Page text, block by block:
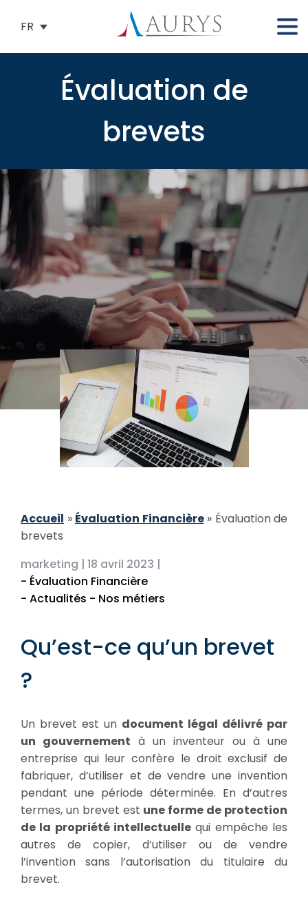
FR
Évaluation de
brevets
Accueil » Évaluation Financière» Évaluation de
brevets
marketing | 18 avril 2023 |
- Évaluation Financière
- Actualités - Nos métiers
Qu’est-ce qu’un brevet
?
Un brevet est un document légal délivré par
un gouvernement à un inventeur ou à une
entreprise qui leur confère le droit exclusif de
fabriquer, d’utiliser et de vendre une invention
pendant une période déterminée. En d’autres
termes, un brevet est une forme de protection
de la propriété intellectuelle qui empêche les
autres de copier, d’utiliser ou de vendre
l’invention sans l’autorisation du titulaire du
brevet.